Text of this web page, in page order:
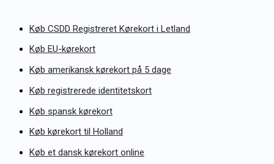
Køb CSDD Registreret Kørekort i Letland
Køb EU-kørekort
Køb amerikansk kørekort på 5 dage
Køb registrerede identitetskort
Køb spansk kørekort
Køb kørekort til Holland
Køb et dansk kørekort online